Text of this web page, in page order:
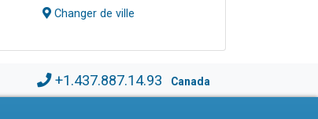
Changer de ville
+1.437.887.14.93 Canada